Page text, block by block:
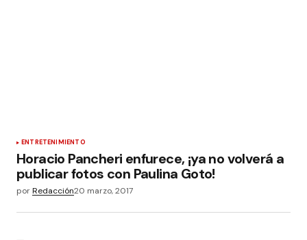
ENTRETENIMIENTO
Horacio Pancheri enfurece, ¡ya no volverá a
publicar fotos con Paulina Goto!
porRedacción20 marzo, 2017